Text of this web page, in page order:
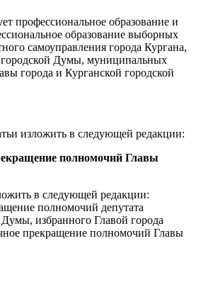
профессиональное образование и
образование выборных
самоуправления города Кургана,
городской Думы, муниципальных
города и Курганской городской
изложить в следующей редакции:
полномочий Главы
в следующей редакции:
полномочий депутата
избранного Главой города
прекращение полномочий Главы